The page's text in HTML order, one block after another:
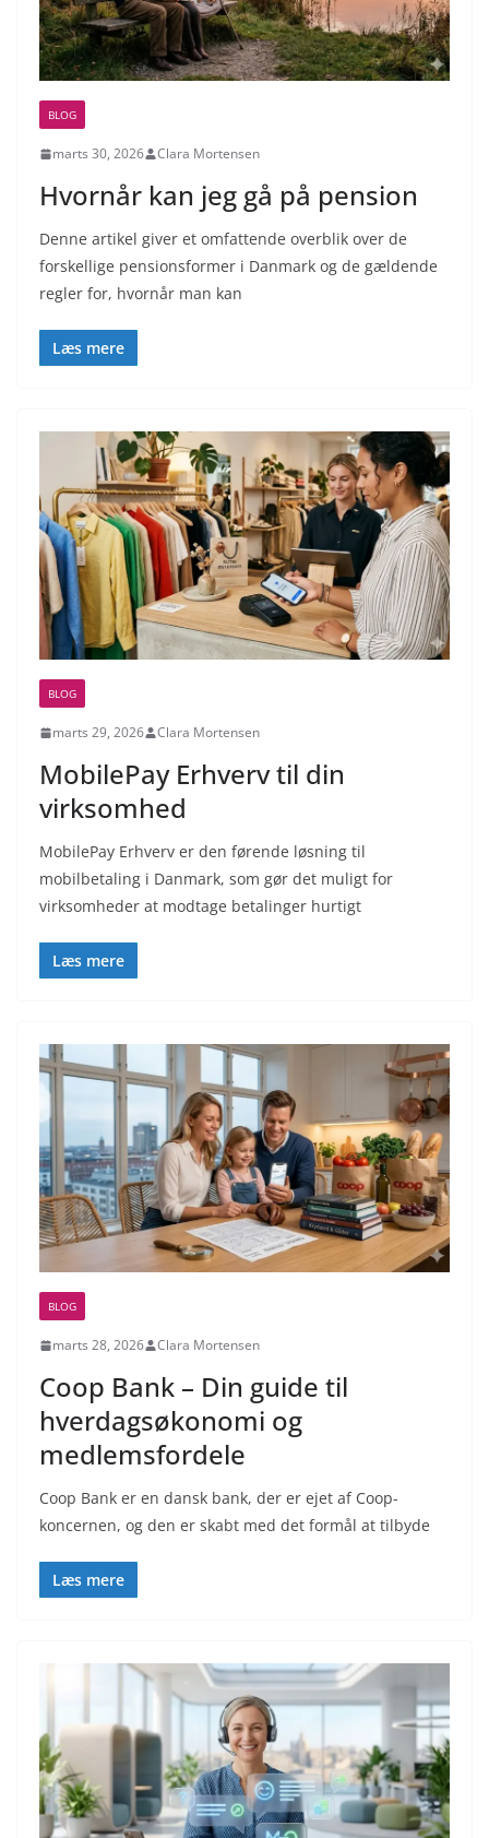
BLOG
marts 30, 2026 Clara Mortensen
Hvornår kan jeg gå på pension
Denne artikel giver et omfattende overblik over de
forskellige pensionsformer i Danmark og de gældende
regler for, hvornår man kan
Læs mere
BLOG
marts 29, 2026 Clara Mortensen
MobilePay Erhverv til din
virksomhed
MobilePay Erhverv er den førende løsning til
mobilbetaling i Danmark, som gør det muligt for
virksomheder at modtage betalinger hurtigt
Læs mere
BLOG
marts 28, 2026 Clara Mortensen
Coop Bank – Din guide til
hverdagsøkonomi og
medlemsfordele
Coop Bank er en dansk bank, der er ejet af Coop-
koncernen, og den er skabt med det formål at tilbyde
Læs mere